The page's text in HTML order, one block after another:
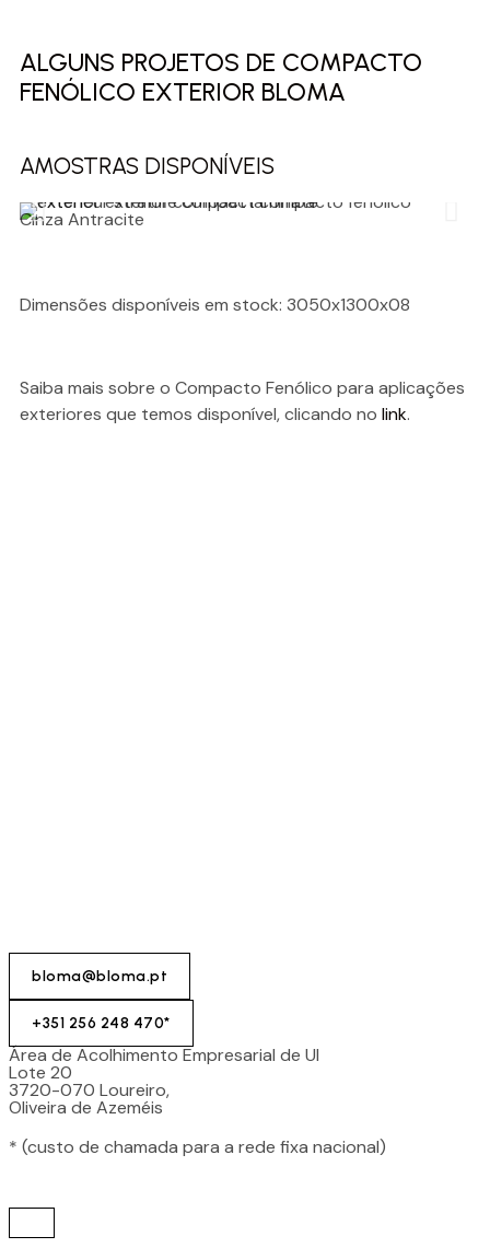
ALGUNS PROJETOS DE COMPACTO
FENÓLICO EXTERIOR BLOMA
AMOSTRAS DISPONÍVEIS
Cinza Antracite
Dimensões disponíveis em stock: 3050x1300x08
Saiba mais sobre o Compacto Fenólico para aplicações
exteriores que temos disponível, clicando no link.
bloma@bloma.pt
+351 256 248 470*
Área de Acolhimento Empresarial de Ul
Lote 20
3720-070 Loureiro,
Oliveira de Azeméis
* (custo de chamada para a rede fixa nacional)